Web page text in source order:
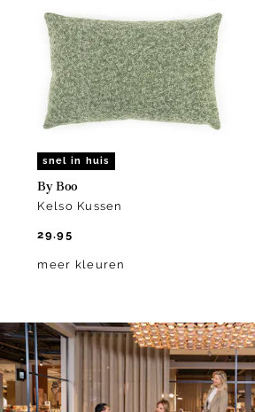
snel in huis
By Boo
Kelso Kussen
29.95
meer kleuren